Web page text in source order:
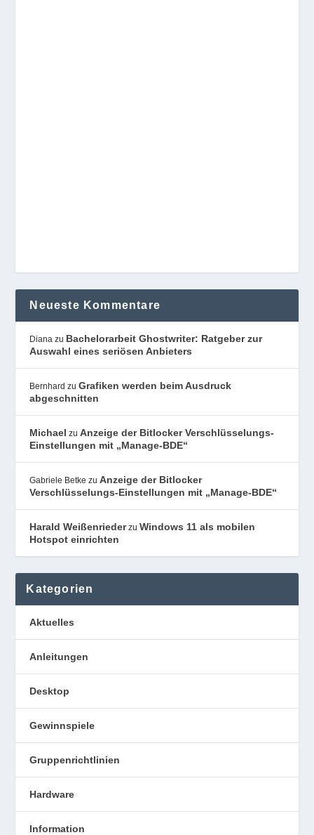
Neueste Kommentare
Diana zu Bachelorarbeit Ghostwriter: Ratgeber zur
Auswahl eines seriösen Anbieters
Bernhard zuGrafiken werden beim Ausdruck
abgeschnitten
Michael zuAnzeige der Bitlocker Verschlüsselungs-
Einstellungen mit „Manage-BDE“
Gabriele Betke zuAnzeige der Bitlocker
Verschlüsselungs-Einstellungen mit „Manage-BDE“
Harald WeißenriederzuWindows 11 als mobilen
Hotspot einrichten
Kategorien
Aktuelles
Anleitungen
Desktop
Gewinnspiele
Gruppenrichtlinien
Hardware
Information